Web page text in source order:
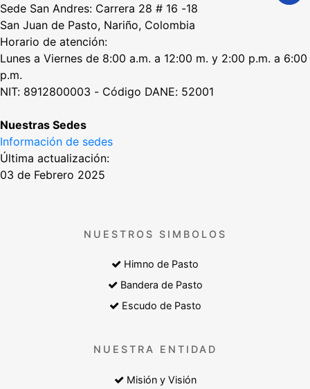
Sede San Andres: Carrera 28 # 16 -18
San Juan de Pasto, Nariño, Colombia
Horario de atención:
Lunes a Viernes de 8:00 a.m. a 12:00 m. y 2:00 p.m. a 6:00
p.m.
NIT: 8912800003 - Código DANE: 52001
Nuestras Sedes
Información de sedes
Última actualización:
03 de Febrero 2025
NUESTROS SIMBOLOS
Himno de Pasto
Bandera de Pasto
Escudo de Pasto
NUESTRA ENTIDAD
Misión y Visión